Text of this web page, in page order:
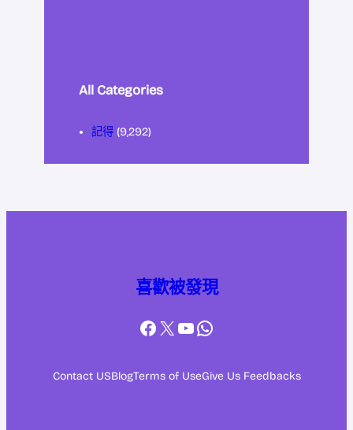
All Categories
記得 (9,292)
喜歡被發現
Facebook
X YouTube
WhatsApp
Contact USBlogTerms of UseGive Us Feedbacks